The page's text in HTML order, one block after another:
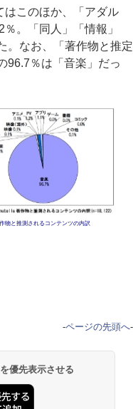
このほか、「アダル
。「同人」「情報」
。なお、「著作物と推定
96.7％は「音楽」だっ
物と推測されるコンテンツの内訳
-ページの先頭へ-
優先表示させる